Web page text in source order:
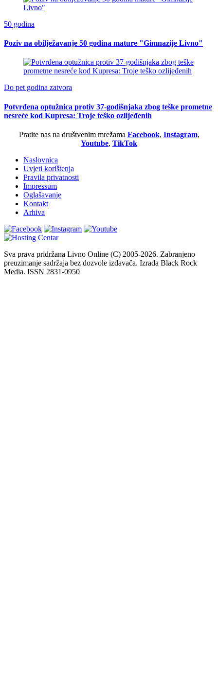
50 godina
Poziv na obilježavanje 50 godina mature "Gimnazije Livno"
Do pet godina zatvora
Potvrđena optužnica protiv 37-godišnjaka zbog teške prometne
nesreće kod Kupresa: Troje teško ozlijeđenih
Pratite nas na društvenim mrežama Facebook, Instagram,
Youtube, TikTok
Naslovnica
Uvjeti korištenja
Pravila privatnosti
Impressum
Oglašavanje
Kontakt
Arhiva
Sva prava pridržana Livno Online (C) 2005-2026. Zabranjeno
preuzimanje sadržaja bez dozvole izdavača. Izrada Black Rock
Media. ISSN 2831-0950